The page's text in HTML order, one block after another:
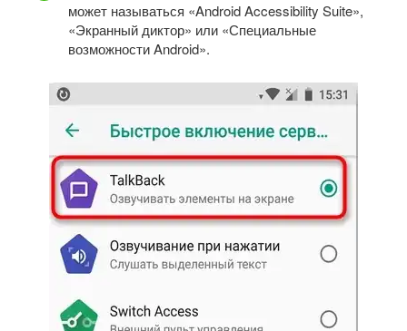
может называться «Android Accessibility Suite»,
«Экранный диктор» или «Специальные
возможности Android».